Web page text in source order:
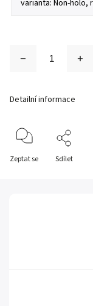
Detailní informace
Zeptat se Sdílet